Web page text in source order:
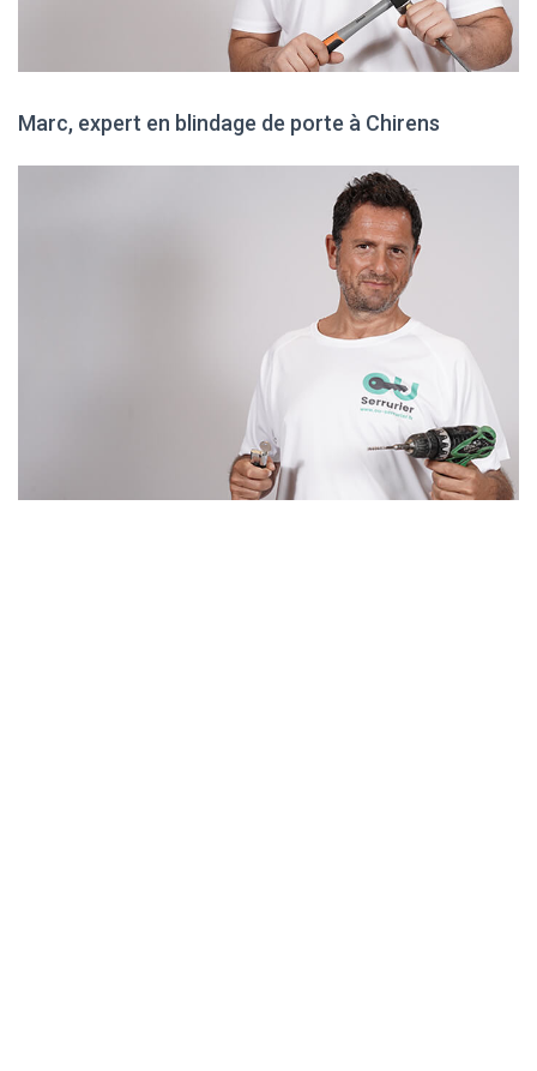
Marc, expert en blindage de porte à Chirens